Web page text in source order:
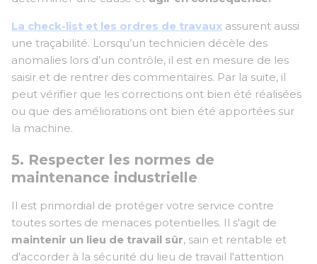
La check-list et les ordres de travaux assurent aussi
une traçabilité. Lorsqu’un technicien décèle des
anomalies lors d’un contrôle, il est en mesure de les
saisir et de rentrer des commentaires. Par la suite, il
peut vérifier que les corrections ont bien été réalisées
ou que des améliorations ont bien été apportées sur
la machine.
5. Respecter les normes de
maintenance industrielle
Il est primordial de protéger votre service contre
toutes sortes de menaces potentielles. Il s'agit de
maintenir un lieu de travail sûr, sain et rentable et
d'accorder à la sécurité du lieu de travail l'attention